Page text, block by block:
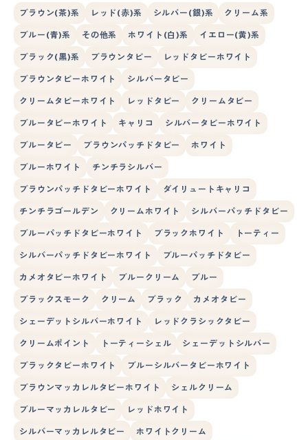
ブラウン(茶)系 レッド(赤)系 シルバー(銀)系 クリーム系
ブルー(青)系 その他系 ホワイト(白)系 イエロー(黄)系
ブラック(黒)系 ブラウンタビー レッドタビーホワイト
ブラウンタビーホワイト シルバータビー
クリームタビーホワイト レッドタビー クリームタビー
ブルータビーホワイト キャリコ シルバータビーホワイト
ブルータビー ブラウンパッチドタビー ホワイト
ブルーホワイト チンチラシルバー
ブラウンパッチドタビーホワイト ダイリュートキャリコ
チンチラゴールデン クリームホワイト シルバーパッチドタビー
ブルーパッチドタビーホワイト ブラックホワイト トーティー
シルバーパッチドタビーホワイト ブルーパッチドタビー
カメオタビーホワイト ブルークリーム ブルー
ブラックスモーク クリーム ブラック カメオタビー
シェーデットシルバーホワイト レッドクラシックタビー
クリームポイント トーティーシェル シェーデットシルバー
ブラックタビーホワイト ブルーシルバータビーホワイト
ブラウンマッカレルタビーホワイト シェルクリーム
ブルーマッカレルタビー レッドホワイト
シルバーマッカレルタビー ホワイトクリーム